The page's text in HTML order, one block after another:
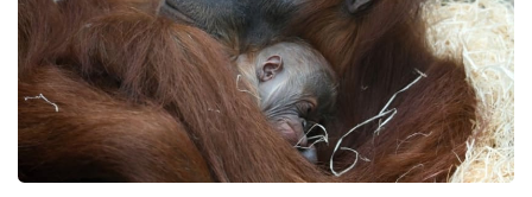
Pořady
TV Program
Časopis